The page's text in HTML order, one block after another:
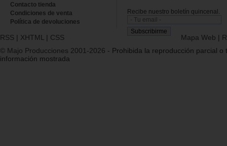
Contacto tienda
Condiciones de venta
Política de devoluciones
Recibe nuestro boletín quincenal.
RSS | XHTML | CSS Mapa Web |
© Majo Producciones 2001-2026 - Prohibida la reproducción parcial o
información mostrada